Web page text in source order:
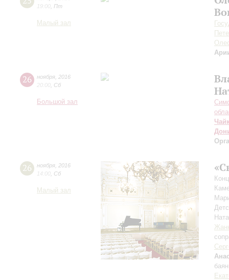
19:00 Пт
Малый зал
26 ноября 2016
20:00 Сб
Большой зал
26 ноября 2016
14:00 Сб
Малый зал